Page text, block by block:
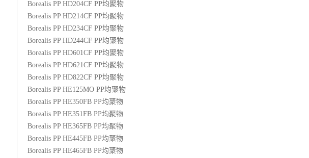
Borealis PP HD204CF PP均聚物
Borealis PP HD214CF PP均聚物
Borealis PP HD234CF PP均聚物
Borealis PP HD244CF PP均聚物
Borealis PP HD601CF PP均聚物
Borealis PP HD621CF PP均聚物
Borealis PP HD822CF PP均聚物
Borealis PP HE125MO PP均聚物
Borealis PP HE350FB PP均聚物
Borealis PP HE351FB PP均聚物
Borealis PP HE365FB PP均聚物
Borealis PP HE445FB PP均聚物
Borealis PP HE465FB PP均聚物